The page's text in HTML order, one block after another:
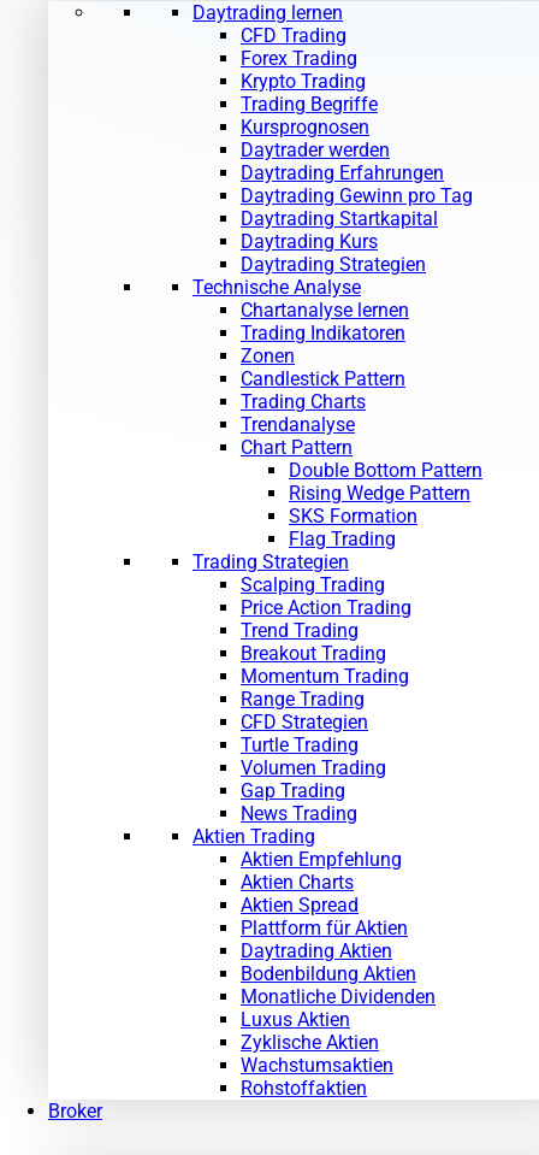
Daytrading lernen
CFD Trading
Forex Trading
Krypto Trading
Trading Begriffe
Kursprognosen
Daytrader werden
Daytrading Erfahrungen
Daytrading Gewinn pro Tag
Daytrading Startkapital
Daytrading Kurs
Daytrading Strategien
Technische Analyse
Chartanalyse lernen
Trading Indikatoren
Zonen
Candlestick Pattern
Trading Charts
Trendanalyse
Chart Pattern
Double Bottom Pattern
Rising Wedge Pattern
SKS Formation
Flag Trading
Trading Strategien
Scalping Trading
Price Action Trading
Trend Trading
Breakout Trading
Momentum Trading
Range Trading
CFD Strategien
Turtle Trading
Volumen Trading
Gap Trading
News Trading
Aktien Trading
Aktien Empfehlung
Aktien Charts
Aktien Spread
Plattform für Aktien
Daytrading Aktien
Bodenbildung Aktien
Monatliche Dividenden
Luxus Aktien
Zyklische Aktien
Wachstumsaktien
Rohstoffaktien
Broker